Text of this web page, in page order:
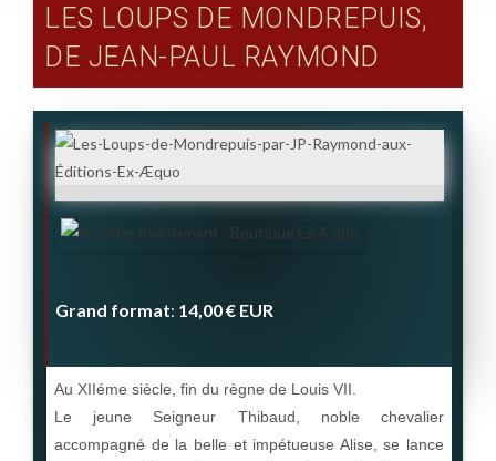
LES LOUPS DE MONDREPUIS,
DE JEAN-PAUL RAYMOND
Grand format: 14,00 € EUR
Au XIIéme siècle, fin du règne de Louis VII.
Le jeune Seigneur Thibaud, noble chevalier
accompagné de la belle et impétueuse Alise, se lance